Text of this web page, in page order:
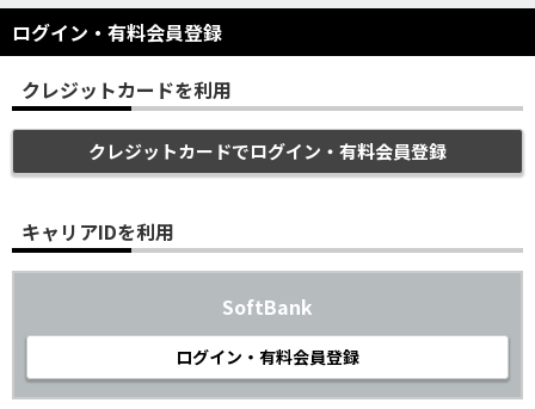
ログイン・有料会員登録
クレジットカードを利用
クレジットカードでログイン・有料会員登録
キャリアIDを利用
SoftBank
ログイン・有料会員登録